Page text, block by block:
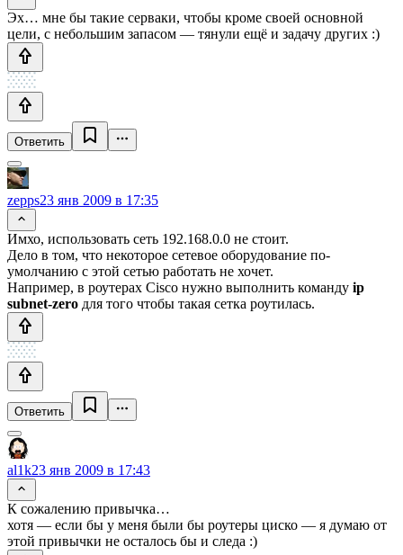
Эх… мне бы такие серваки, чтобы кроме своей основной
цели, с небольшим запасом — тянули ещё и задачу других :)
Ответить
zepps23 янв 2009 в 17:35
Имхо, использовать сеть 192.168.0.0 не стоит.
Дело в том, что некоторое сетевое оборудование по-
умолчанию с этой сетью работать не хочет.
Например, в роутерах Cisco нужно выполнить команду ip
subnet-zero для того чтобы такая сетка роутилась.
Ответить
al1k23 янв 2009 в 17:43
К сожалению привычка…
хотя — если бы у меня были бы роутеры циско — я думаю от
этой привычки не осталось бы и следа :)